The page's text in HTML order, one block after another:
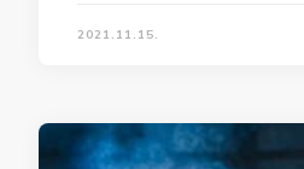
2021.11.15.